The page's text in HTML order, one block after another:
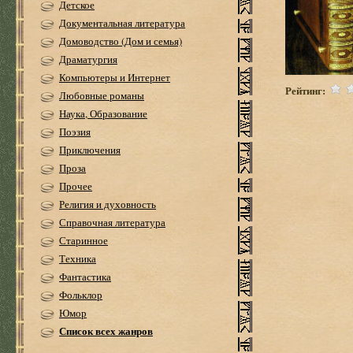
Детское
Документальная литература
Домоводство (Дом и семья)
Драматургия
Компьютеры и Интернет
Любовные романы
Наука, Образование
Поэзия
Приключения
Проза
Прочее
Религия и духовность
Справочная литература
Старинное
Техника
Фантастика
Фольклор
Юмор
Список всех жанров
Рейтинг: